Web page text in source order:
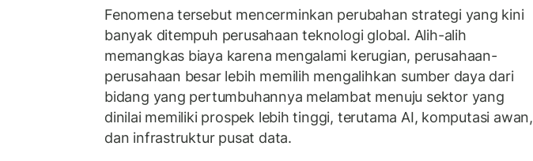
Fenomena tersebut mencerminkan perubahan strategi yang kini
banyak ditempuh perusahaan teknologi global. Alih-alih
memangkas biaya karena mengalami kerugian, perusahaan-
perusahaan besar lebih memilih mengalihkan sumber daya dari
bidang yang pertumbuhannya melambat menuju sektor yang
dinilai memiliki prospek lebih tinggi, terutama AI, komputasi awan,
dan infrastruktur pusat data.